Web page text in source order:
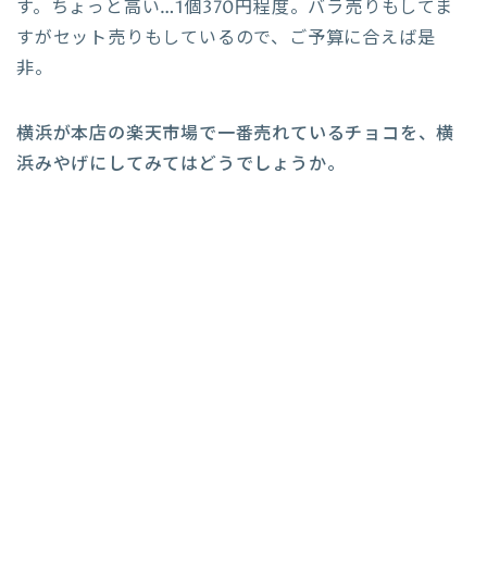
す。ちょっと高い…1個370円程度。バラ売りもしてま
すがセット売りもしているので、ご予算に合えば是
非。
横浜が本店の楽天市場で一番売れているチョコを、横
浜みやげにしてみてはどうでしょうか。